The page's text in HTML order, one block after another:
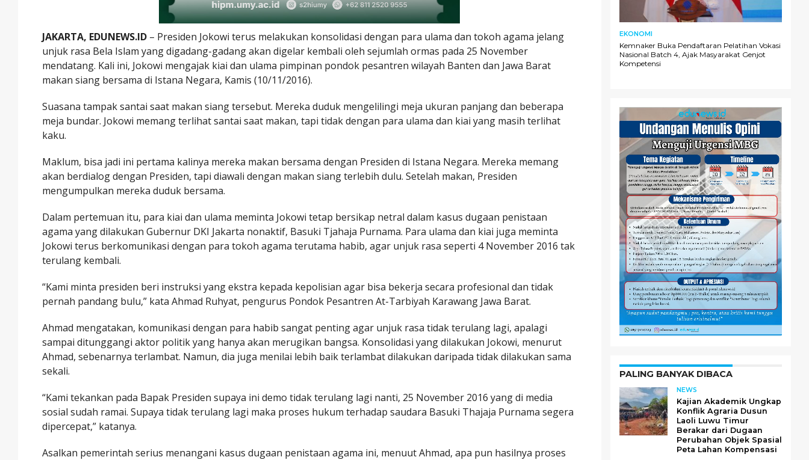
JAKARTA, EDUNEWS.ID – Presiden Jokowi terus melakukan konsolidasi dengan para ulama dan tokoh agama jelang
unjuk rasa Bela Islam yang digadang-gadang akan digelar kembali oleh sejumlah ormas pada 25 November
mendatang. Kali ini, Jokowi mengajak kiai dan ulama pimpinan pondok pesantren wilayah Banten dan Jawa Barat
makan siang bersama di Istana Negara, Kamis (10/11/2016).
Suasana tampak santai saat makan siang tersebut. Mereka duduk mengelilingi meja ukuran panjang dan beberapa
meja bundar. Jokowi memang terlihat santai saat makan, tapi tidak dengan para ulama dan kiai yang masih terlihat
kaku.
Maklum, bisa jadi ini pertama kalinya mereka makan bersama dengan Presiden di Istana Negara. Mereka memang
akan berdialog dengan Presiden, tapi diawali dengan makan siang terlebih dulu. Setelah makan, Presiden
mengumpulkan mereka duduk bersama.
Dalam pertemuan itu, para kiai dan ulama meminta Jokowi tetap bersikap netral dalam kasus dugaan penistaan
agama yang dilakukan Gubernur DKI Jakarta nonaktif, Basuki Tjahaja Purnama. Para ulama dan kiai juga meminta
Jokowi terus berkomunikasi dengan para tokoh agama terutama habib, agar unjuk rasa seperti 4 November 2016 tak
terulang kembali.
“Kami minta presiden beri instruksi yang ekstra kepada kepolisian agar bisa bekerja secara profesional dan tidak
pernah pandang bulu,” kata Ahmad Ruhyat, pengurus Pondok Pesantren At-Tarbiyah Karawang Jawa Barat.
Ahmad mengatakan, komunikasi dengan para habib sangat penting agar unjuk rasa tidak terulang lagi, apalagi
sampai ditunggangi aktor politik yang hanya akan merugikan bangsa. Konsolidasi yang dilakukan Jokowi, menurut
Ahmad, sebenarnya terlambat. Namun, dia juga menilai lebih baik terlambat dilakukan daripada tidak dilakukan sama
sekali.
“Kami tekankan pada Bapak Presiden supaya ini demo tidak terulang lagi nanti, 25 November 2016 yang di media
sosial sudah ramai. Supaya tidak terulang lagi maka proses hukum terhadap saudara Basuki Thajaja Purnama segera
dipercepat,” katanya.
Asalkan pemerintah serius menangani kasus dugaan penistaan agama ini, menuut Ahmad, apa pun hasilnya proses
EKONOMI
Kemnaker Buka Pendaftaran Pelatihan Vokasi
Nasional Batch 4, Ajak Masyarakat Genjot
Kompetensi
PALING BANYAK DIBACA
NEWS
Kajian Akademik Ungkap
Konflik Agraria Dusun
Laoli Luwu Timur
Berakar dari Dugaan
Perubahan Objek Spasial
Peta Lahan Kompensasi